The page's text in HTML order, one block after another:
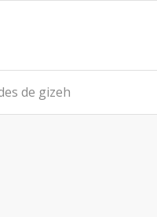
de gizeh